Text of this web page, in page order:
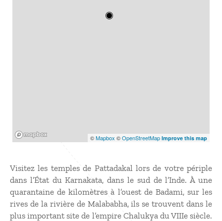
©Mapbox ©OpenStreetMap Improve this map
Visitez les temples de Pattadakal lors de votre périple
dans l’État du Karnakata, dans le sud de l’Inde. À une
quarantaine de kilomètres à l’ouest de Badami, sur les
rives de la rivière de Malababha, ils se trouvent dans le
plus important site de l’empire Chalukya du VIIIe siècle.